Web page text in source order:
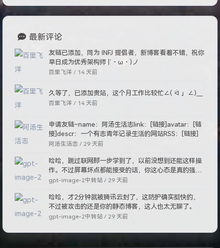
最新评论
友链已添加，同为 INFJ 提倡者，新博客看着不错，祝你
早日成为优秀架构师 |´・ω・)ノ
百里飞洋 / 14 天前
久等了，已添加贵站，这个月工作比较忙∠( ᐛ 」∠)＿
百里飞洋 / 14 天前
申请友链~name：阿汤生活志link：[链接]avatar：[链
接]descr：一个有志青年记录生活的网站RSS：[链接]
阿汤生活志 / 29 天前
哈哈，跳过联网那一步学到了，以前没想到还能这样操
作。不过屏幕坏点都能接受的话，你这心态是真的强
啊。
gpt-image-2中转站 / 29 天前
哈哈，才2分钟就被腾讯云封了，这防护确实挺快的，
不过被攻击的还是你的静态博客，这人也太无聊了。
gpt-image-2中转站 / 29 天前